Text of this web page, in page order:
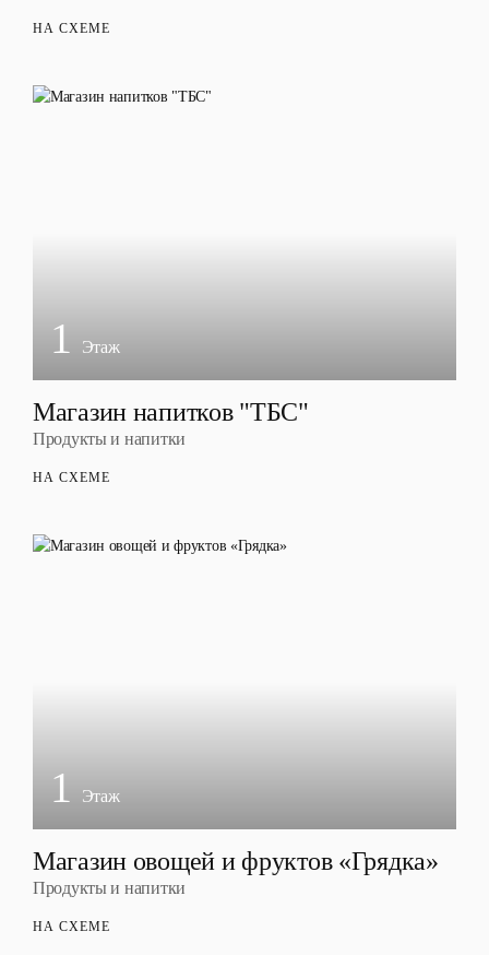
НА СХЕМЕ
1 Этаж
Магазин напитков "ТБС"
Продукты и напитки
НА СХЕМЕ
1 Этаж
Магазин овощей и фруктов «Грядка»
Продукты и напитки
НА СХЕМЕ